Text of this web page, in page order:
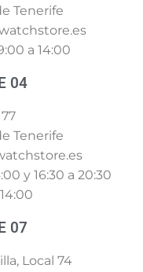
Tenerife
a 14:00
04
Tenerife
y 16:30 a 20:30
07
Local 74